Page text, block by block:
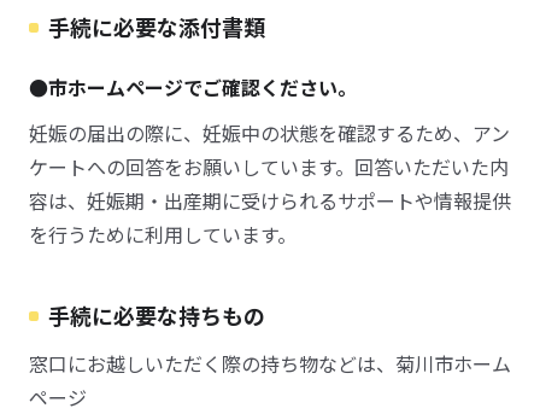
手続に必要な添付書類
●市ホームページでご確認ください。
妊娠の届出の際に、妊娠中の状態を確認するため、アン
ケートへの回答をお願いしています。回答いただいた内
容は、妊娠期・出産期に受けられるサポートや情報提供
を行うために利用しています。
手続に必要な持ちもの
窓口にお越しいただく際の持ち物などは、菊川市ホーム
ページ